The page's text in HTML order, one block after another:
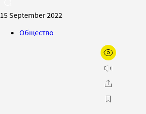
15 September 2022
Общество